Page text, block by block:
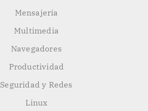
Mensajería
Multimedia
Navegadores
Productividad
Seguridad y Redes
Linux